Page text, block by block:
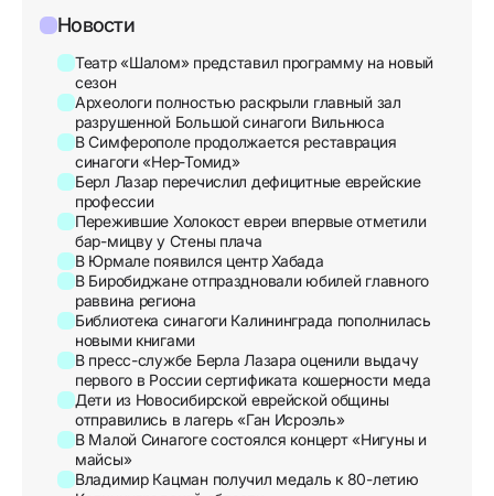
Новости
Театр «Шалом» представил программу на новый
сезон
Археологи полностью раскрыли главный зал
разрушенной Большой синагоги Вильнюса
В Симферополе продолжается реставрация
синагоги «Нер-Томид»
Берл Лазар перечислил дефицитные еврейские
профессии
Пережившие Холокост евреи впервые отметили
бар-мицву у Стены плача
В Юрмале появился центр Хабада
В Биробиджане отпраздновали юбилей главного
раввина региона
Библиотека синагоги Калининграда пополнилась
новыми книгами
В пресс-службе Берла Лазара оценили выдачу
первого в России сертификата кошерности меда
Дети из Новосибирской еврейской общины
отправились в лагерь «Ган Исроэль»
В Малой Синагоге состоялся концерт «Нигуны и
майсы»
Владимир Кацман получил медаль к 80-летию